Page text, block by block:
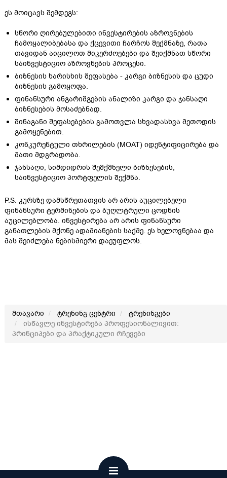
ეს მოიცავს შემდეგს:
სწორი ღირებულებითი ინვესტირების აზროვნების
ჩამოყალიბებასა და ქცევითი ჩარჩოს შექმნაზე, რათა
თავიდან აიცილოთ მიკერძოებები და შეიქმნათ სწორი
საინვესტიციო აზროვნების პროცესი.
ბიზნესის ხარისხის შეფასება - კარგი ბიზნესის და ცუდი
ბიზნესის გამოყოფა.
ფინანსური ანგარიშგების ანალიზი კარგი და ჯანსაღი
ბიზნესების მოსაძებნად.
შინაგანი შეფასებების გამოთვლა სხვადასხვა მეთოდის
გამოყენებით.
კონკურენტული თხრილების (MOAT) იდენტიფიცირება და
მათი მდგრადობა.
ჯანსაღი, სიმდიდრის შემქმნელი ბიზნესების,
საინვესტიციო პორტფელის შექმნა.
P.S. კურსზე დამსწრეთათვის არ არის აუცილებელი
ფინანსური ტერმინების და ბუღლტრული ცოდნის
აუცილებლობა. ინვესტირება არ არის ფინანსური
განათლების მქონე ადამიანების საქმე. ეს ხელოვნებაა და
მას შეიძლება ნებისმიერი დაეუფლოს.
მთავარი ტრენინგ ცენტრი
ტრენინგები
ისწავლე ინვესტირება პროფესიონალივით:
პრინციპები და პრაქტიკული რჩევები